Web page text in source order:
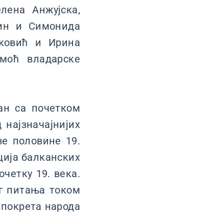
Анжујска,
и Симонида
и Ирина
владарске
са почетком
половине 19.
балканских
19. века.
питања током
народа